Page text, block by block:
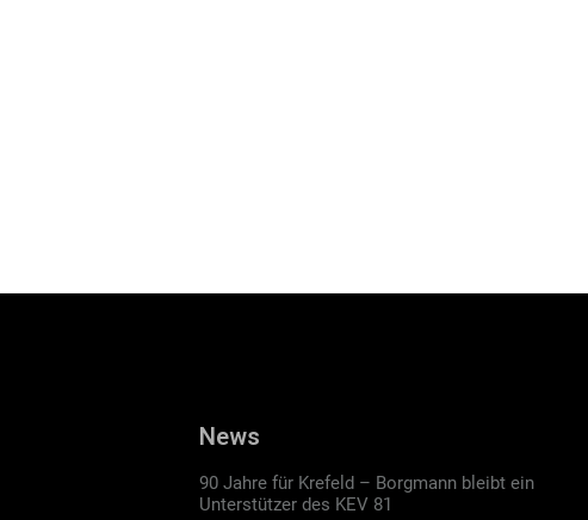
News
90 Jahre für Krefeld – Borgmann bleibt ein
Unterstützer des KEV 81